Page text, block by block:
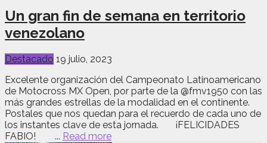
Un gran fin de semana en territorio
venezolano
Destacado 19 julio, 2023
Excelente organización del Campeonato Latinoamericano
de Motocross MX Open, por parte de la @fmv1950 con las
más grandes estrellas de la modalidad en el continente.
Postales que nos quedan para el recuerdo de cada uno de
los instantes clave de esta jornada. ¡FELICIDADES
FABIO! ... Read more